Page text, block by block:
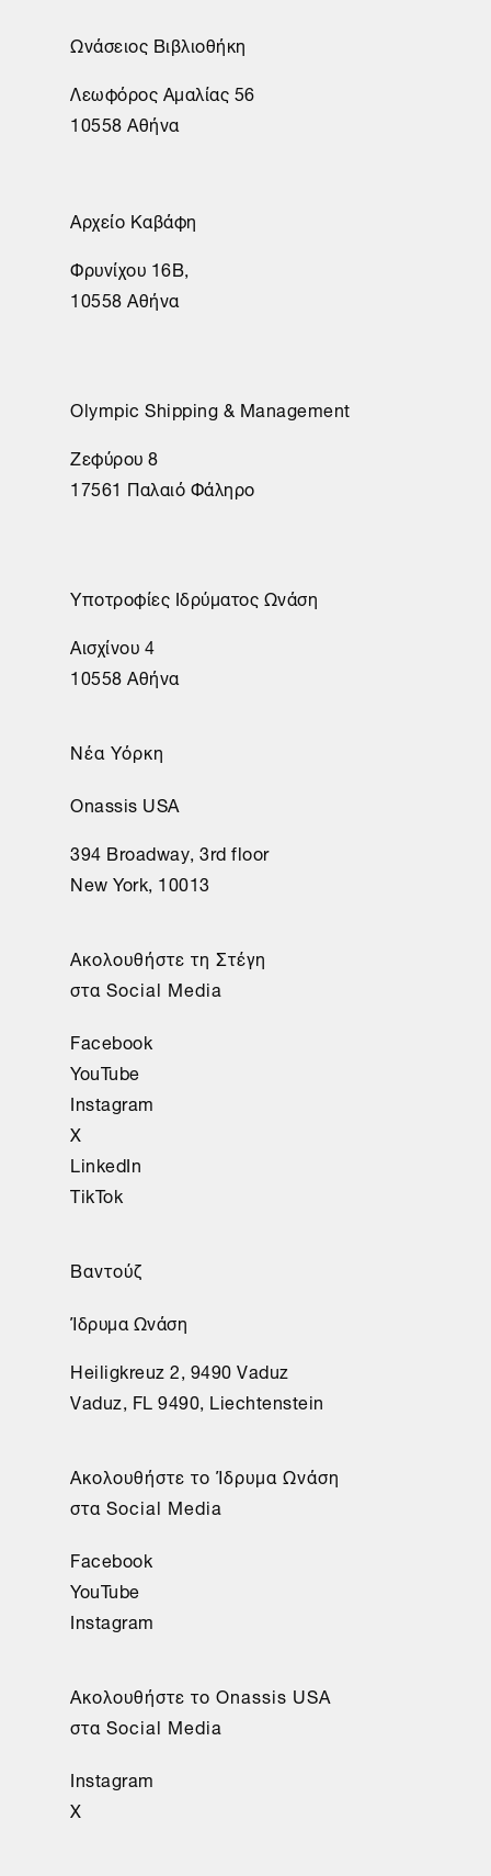
Ωνάσειος Βιβλιοθήκη
Λεωφόρος Αμαλίας 56
10558 Αθήνα
Αρχείο Καβάφη
Φρυνίχου 16Β,
10558 Αθήνα
Olympic Shipping & Management
Ζεφύρου 8
17561 Παλαιό Φάληρο
Υποτροφίες Ιδρύματος Ωνάση
Αισχίνου 4
10558 Αθήνα
Νέα Υόρκη
Onassis USA
394 Broadway, 3rd floor
New York, 10013
Ακολουθήστε τη Στέγη
στα Social Media
Facebook
YouTube
Instagram
X
LinkedIn
TikTok
Βαντούζ
Ίδρυμα Ωνάση
Heiligkreuz 2, 9490 Vaduz
Vaduz, FL 9490, Liechtenstein
Aκολουθήστε το Ίδρυμα Ωνάση
στα Social Media
Facebook
YouTube
Instagram
Aκολουθήστε το Onassis USA
στα Social Media
Instagram
X